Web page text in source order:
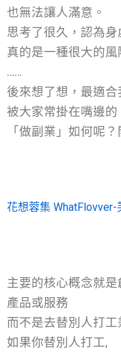
也無法讓人滿意。
思考了很久，認為
真的是一種很大的風
……
後來想了想，最適
被大家常掛在嘴邊的
「做副業」如何呢
花想蓉集 WhatFlovver-
主要的核心概念就
產品或服務
而不是去替別人打工
如果你替別人打工,